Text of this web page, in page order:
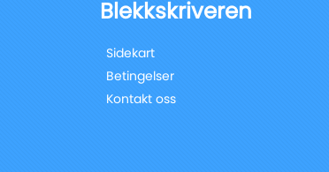
Blekkskriveren
Sidekart
Betingelser
Kontakt oss